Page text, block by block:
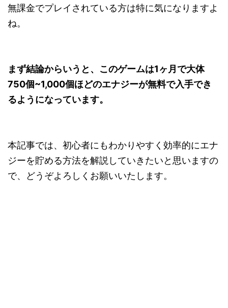
無課金でプレイされている方は特に気になりますよ
ね。
まず結論からいうと、このゲームは1ヶ月で大体
750個~1,000個ほどのエナジーが無料で入手でき
るようになっています。
本記事では、初心者にもわかりやすく効率的にエナ
ジーを貯める方法を解説していきたいと思いますの
で、どうぞよろしくお願いいたします。